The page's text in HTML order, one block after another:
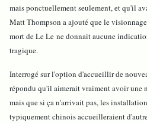
mais ponctuellement seulement, et qu'il
Matt Thompson a ajouté que le
mort de Le Le ne donnait aucune
tragique.
Interrogé sur l'option d'accueillir de
répondu qu'il aimerait vraiment avoir une
mais que si ça n'arrivait pas, les
typiquement chinois accueilleraient